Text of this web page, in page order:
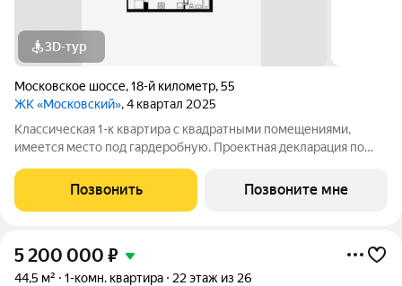
3D-тур
Московское шоссе,18-й километр,55
ЖК «Московский», 4 квартал 2025
Классическая 1-к квартира с квадратными помещениями,
имеется место под гардеробную. Проектная декларация по
Позвонить Позвоните мне
5 200 000 ₽
44,5 м² 1-комн. квартира 22 этаж из 26